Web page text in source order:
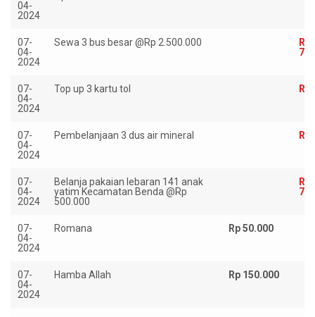
04-
2024
07-
04-
2024
Sewa 3 bus besar @Rp 2.500.000
Rp
07-
04-
2024
Top up 3 kartu tol Rp
07-
04-
2024
Pembelanjaan 3 dus air mineral Rp
07-
04-
2024
Belanja pakaian lebaran 141 anak
yatim Kecamatan Benda @Rp
500.000
Rp
07-
04-
2024
Romana Rp 50.000
07-
04-
2024
Hamba Allah Rp 150.000